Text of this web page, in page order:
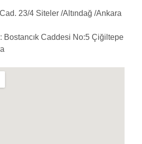
23/4 Siteler /Altındağ /Ankara
Bostancık Caddesi No:5 Çiğiltepe